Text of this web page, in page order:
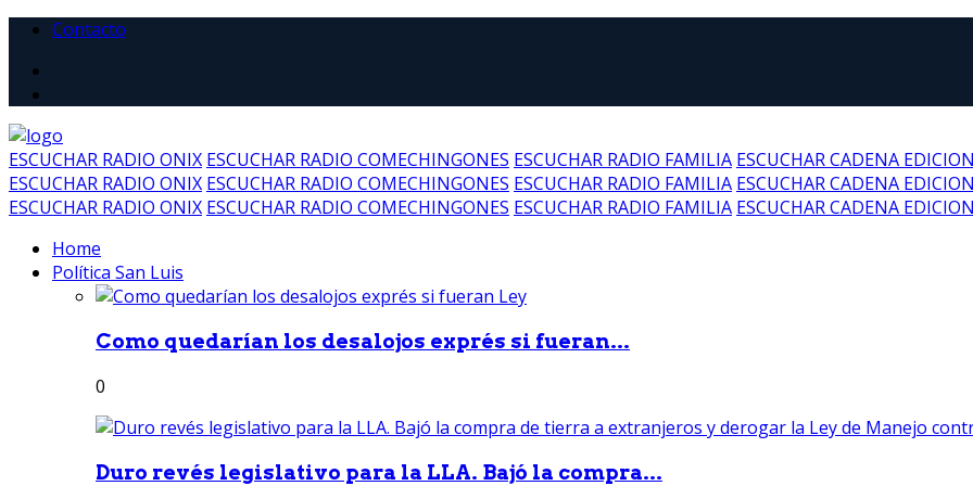
Contacto
ESCUCHAR RADIO ONIX ESCUCHAR RADIO COMECHINGONES ESCUCHAR RADIO FAMILIA ESCUCHAR CADENA EDICION
ESCUCHAR RADIO ONIX ESCUCHAR RADIO COMECHINGONES ESCUCHAR RADIO FAMILIA ESCUCHAR CADENA EDICION
ESCUCHAR RADIO ONIX ESCUCHAR RADIO COMECHINGONES ESCUCHAR RADIO FAMILIA ESCUCHAR CADENA EDICION
Home
Política San Luis
Como quedarían los desalojos exprés si fueran...
0
Duro revés legislativo para la LLA. Bajó la compra...